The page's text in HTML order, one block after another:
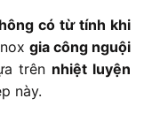
có từ tính khi
gia công nguội
trên nhiệt luyện
này.